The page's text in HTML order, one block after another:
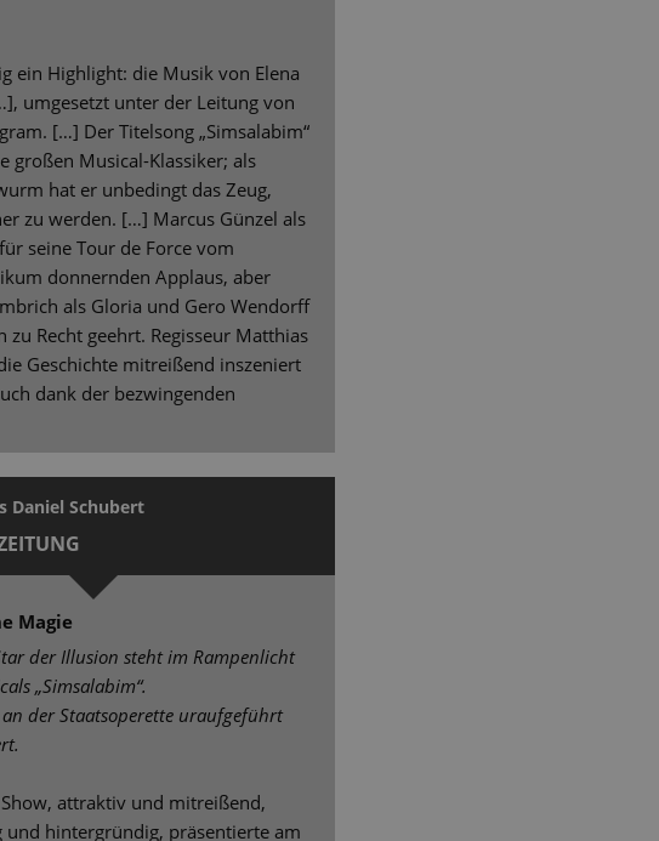
ein Highlight: die Musik von Elena
umgesetzt unter der Leitung von
[…] Der Titelsong „Simsalabim“
großen Musical-Klassiker; als
hat er unbedingt das Zeug,
zu werden. […] Marcus Günzel als
seine Tour de Force vom
donnernden Applaus, aber
als Gloria und Gero Wendorff
zu Recht geehrt. Regisseur Matthias
Geschichte mitreißend inszeniert
dank der bezwingenden
Daniel Schubert
Magie
der Illusion steht im Rampenlicht
„Simsalabim“.
der Staatsoperette uraufgeführt
attraktiv und mitreißend,
und hintergründig, präsentierte am